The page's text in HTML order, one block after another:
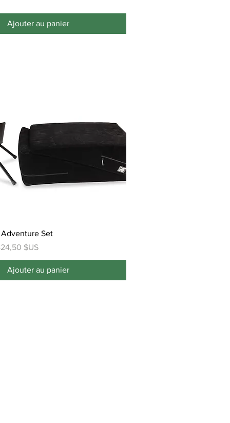
Ajouter au panier
Set
promotionnel
$US
Ajouter au panier